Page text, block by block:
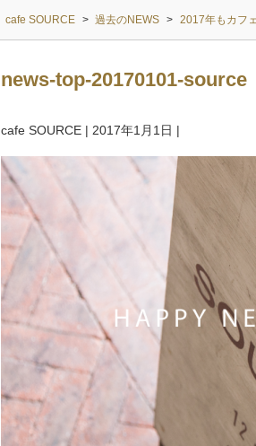
cafe SOURCE > 過去のNEWS > 2017年もカフ
news-top-20170101-source
cafe SOURCE | 2017年1月1日 |